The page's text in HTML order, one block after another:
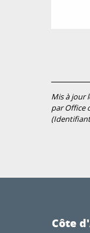
Mis à jour
par Office
Côte